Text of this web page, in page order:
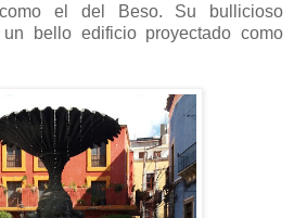
el del Beso. Su bullicioso
bello edificio proyectado como